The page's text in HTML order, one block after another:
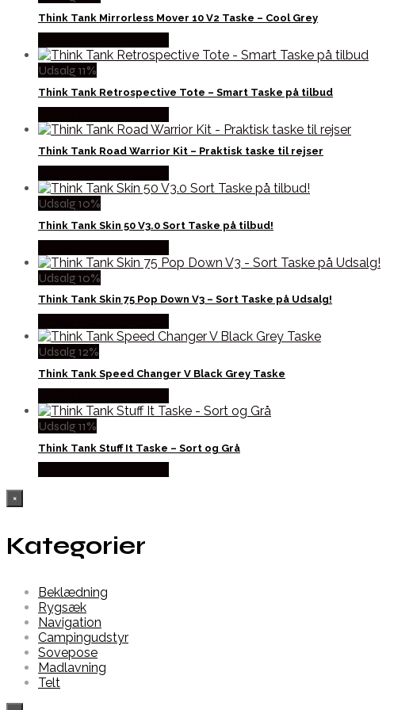
Think Tank Mirrorless Mover 10 V2 Taske – Cool Grey
Udsalg 11%
Think Tank Retrospective Tote – Smart Taske på tilbud
Think Tank Road Warrior Kit – Praktisk taske til rejser
Udsalg 10%
Think Tank Skin 50 V3.0 Sort Taske på tilbud!
Udsalg 10%
Think Tank Skin 75 Pop Down V3 – Sort Taske på Udsalg!
Udsalg 12%
Think Tank Speed Changer V Black Grey Taske
Udsalg 11%
Think Tank Stuff It Taske – Sort og Grå
×
Kategorier
Beklædning
Rygsæk
Navigation
Campingudstyr
Sovepose
Madlavning
Telt